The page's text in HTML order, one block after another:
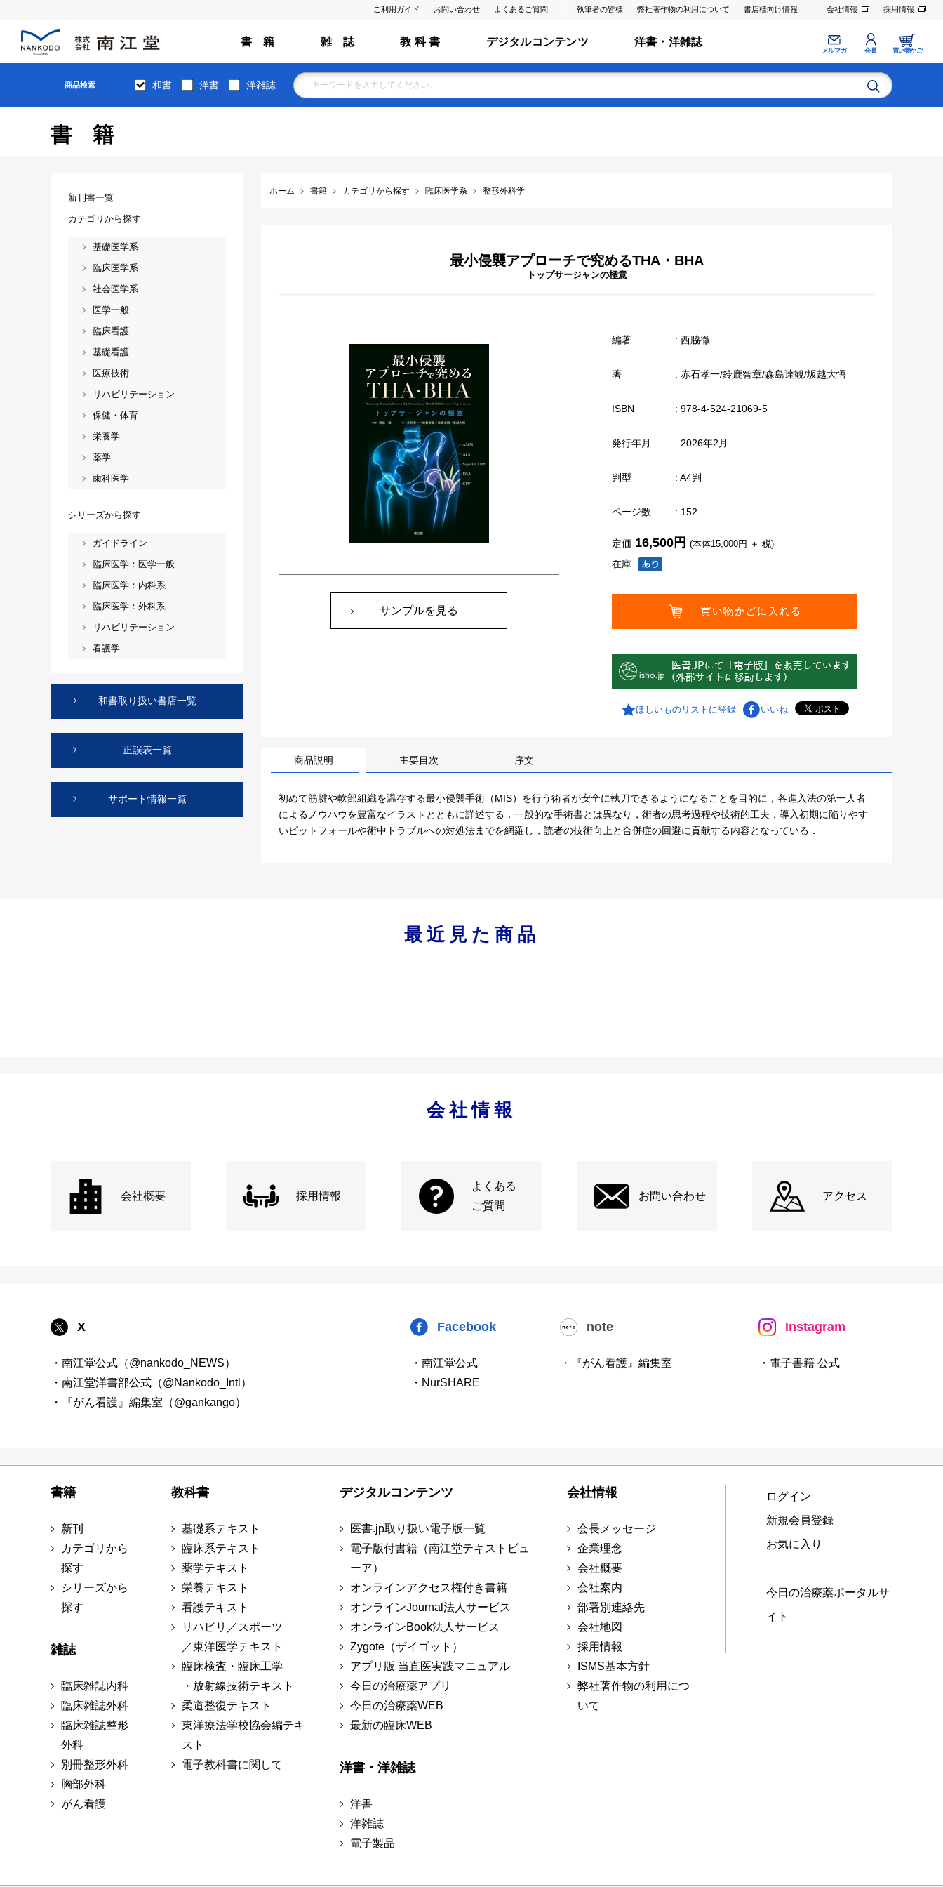
ご利用ガイド お問い合わせ よくあるご質問 執筆者の皆様 弊社著作物の利用について 書店様向け情報 会社情報 採用情報
書 籍 雑 誌 教 科 書 デジタルコンテンツ 洋書・洋雑誌
メルマガ 会員 買い物かご
商品検索 和書 洋書 洋雑誌
書籍
ホーム 書籍 カテゴリから探す 臨床医学系 整形外科学
最小侵襲アプローチで究めるTHA・BHA
トップサージャンの極意
サンプルを見る
編著 : 西脇徹
著 : 赤石孝一/鈴鹿智章/森島達観/坂越大悟
ISBN : 978-4-524-21069-5
発行年月 : 2026年2月
判型 : A4判
ページ数 : 152
在庫
定価 16,500円 (本体15,000円 ＋ 税)
ほしいものリストに登録 いいね
商品説明 主要目次 序文
初めて筋腱や軟部組織を温存する最小侵襲手術（MIS）を行う術者が安全に執刀できるようになることを目的に，各進入法の第一人者
によるノウハウを豊富なイラストとともに詳述する．一般的な手術書とは異なり，術者の思考過程や技術的工夫，導入初期に陥りやす
いピットフォールや術中トラブルへの対処法までを網羅し，読者の技術向上と合併症の回避に貢献する内容となっている．
新刊書一覧
カテゴリから探す
基礎医学系
臨床医学系
社会医学系
医学一般
臨床看護
基礎看護
医療技術
リハビリテーション
保健・体育
栄養学
薬学
歯科医学
シリーズから探す
ガイドライン
臨床医学：医学一般
臨床医学：内科系
臨床医学：外科系
リハビリテーション
看護学
和書取り扱い書店一覧
正誤表一覧
サポート情報一覧
最近見た商品
会社情報
会社概要 採用情報
よくある
ご質問
お問い合わせ アクセス
X
・南江堂公式（@nankodo_NEWS）
・南江堂洋書部公式（@Nankodo_Intl）
・『がん看護』編集室（@gankango）
Facebook
・南江堂公式
・NurSHARE
note
・『がん看護』編集室
Instagram
・電子書籍 公式
書籍
新刊
カテゴリから
探す
シリーズから
探す
雑誌
臨床雑誌内科
臨床雑誌外科
臨床雑誌整形
外科
別冊整形外科
胸部外科
がん看護
教科書
基礎系テキスト
臨床系テキスト
薬学テキスト
栄養テキスト
看護テキスト
リハビリ／スポーツ
／東洋医学テキスト
臨床検査・臨床工学
・放射線技術テキスト
柔道整復テキスト
東洋療法学校協会編テキ
スト
電子教科書に関して
デジタルコンテンツ
医書.jp取り扱い電子版一覧
電子版付書籍（南江堂テキストビュ
ーア）
オンラインアクセス権付き書籍
オンラインJournal法人サービス
オンラインBook法人サービス
Zygote（ザイゴット）
アプリ版 当直医実践マニュアル
今日の治療薬アプリ
今日の治療薬WEB
最新の臨床WEB
洋書・洋雑誌
洋書
洋雑誌
電子製品
会社情報
会長メッセージ
企業理念
会社概要
会社案内
部署別連絡先
会社地図
採用情報
ISMS基本方針
弊社著作物の利用につ
いて
ログイン
新規会員登録
お気に入り
今日の治療薬ポータルサ
イト